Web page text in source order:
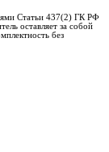
Статьи 437(2) ГК РФ
оставляет за собой
без